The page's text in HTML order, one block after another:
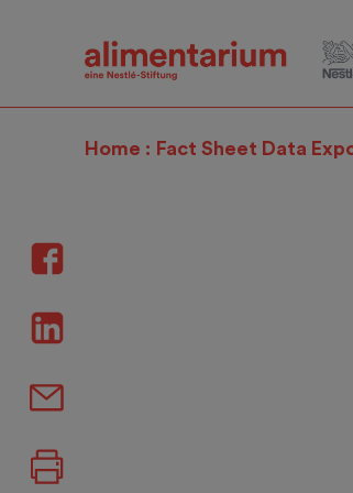
Home Fact Sheet Data